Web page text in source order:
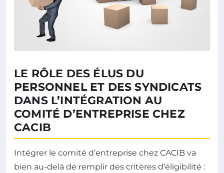
LE RÔLE DES ÉLUS DU
PERSONNEL ET DES SYNDICATS
DANS L’INTÉGRATION AU
COMITÉ D’ENTREPRISE CHEZ
CACIB
Intégrer le comité d’entreprise chez CACIB va
bien au-delà de remplir des critères d’éligibilité :